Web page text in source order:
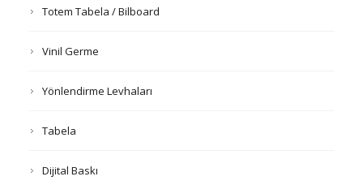
Totem Tabela / Bilboard
Vinil Germe
Yönlendirme Levhaları
Tabela
Dijital Baskı